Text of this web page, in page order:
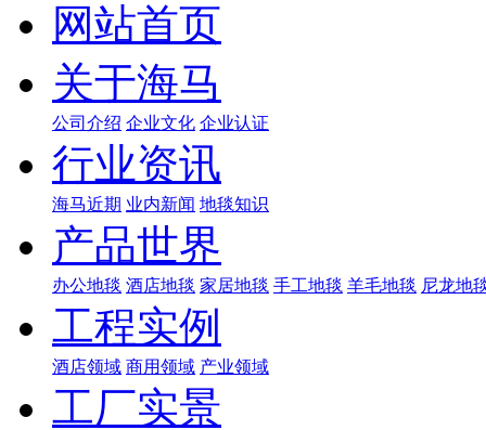
网站首页
关于海马
公司介绍 企业文化 企业认证
行业资讯
海马近期 业内新闻 地毯知识
产品世界
办公地毯 酒店地毯 家居地毯 手工地毯 羊毛地毯 尼龙地
工程实例
酒店领域 商用领域 产业领域
工厂实景